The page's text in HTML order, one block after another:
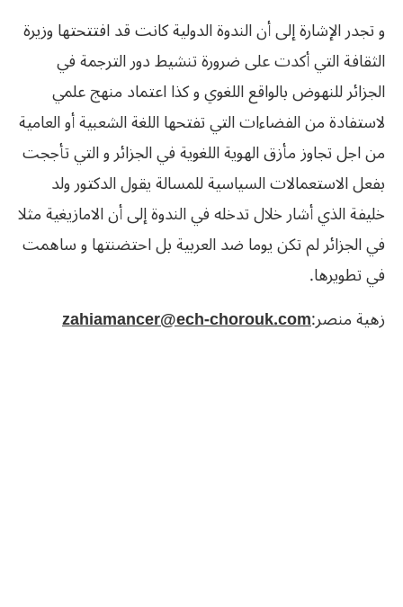
و تجدر الإشارة إلى أن الندوة الدولية كانت قد افتتحتها وزيرة
الثقافة التي أكدت على ضرورة تنشيط دور الترجمة في
الجزائر للنهوض بالواقع اللغوي و كذا اعتماد منهج علمي
لاستفادة من الفضاءات التي تفتحها اللغة الشعبية أو العامية
من اجل تجاوز مأزق الهوية اللغوية في الجزائر و التي تأججت
بفعل الاستعمالات السياسية للمسالة يقول الدكتور ولد
خليفة الذي أشار خلال تدخله في الندوة إلى أن الامازيغية مثلا
في الجزائر لم تكن يوما ضد العربية بل احتضنتها و ساهمت
في تطويرها.
زهية منصر:zahiamancer@ech-chorouk.com